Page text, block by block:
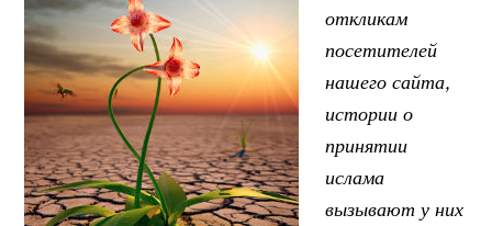
откликам
посетителей
нашего сайта,
истории о
принятии
ислама
вызывают у них